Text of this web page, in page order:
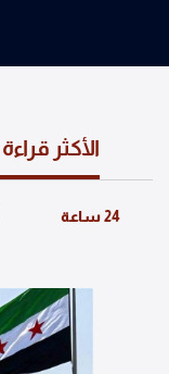
الأكثر قراءة